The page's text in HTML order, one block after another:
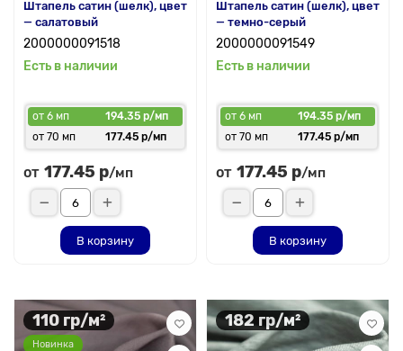
Штапель сатин (шелк), цвет
— салатовый
2000000091518
Есть в наличии
от 6 мп
194.35 р/мп
от 70 мп
177.45 р/мп
от 177.45 р/мп
В корзину
Штапель сатин (шелк), цвет
— темно-серый
2000000091549
Есть в наличии
от 6 мп
194.35 р/мп
от 70 мп
177.45 р/мп
от 177.45 р/мп
В корзину
110 гр/м²
Новинка
182 гр/м²